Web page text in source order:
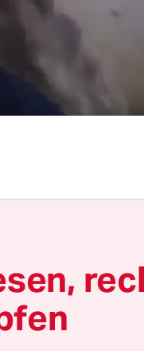
800 Menschen,
ein einziges Haus.
DFB-Pokalspiel